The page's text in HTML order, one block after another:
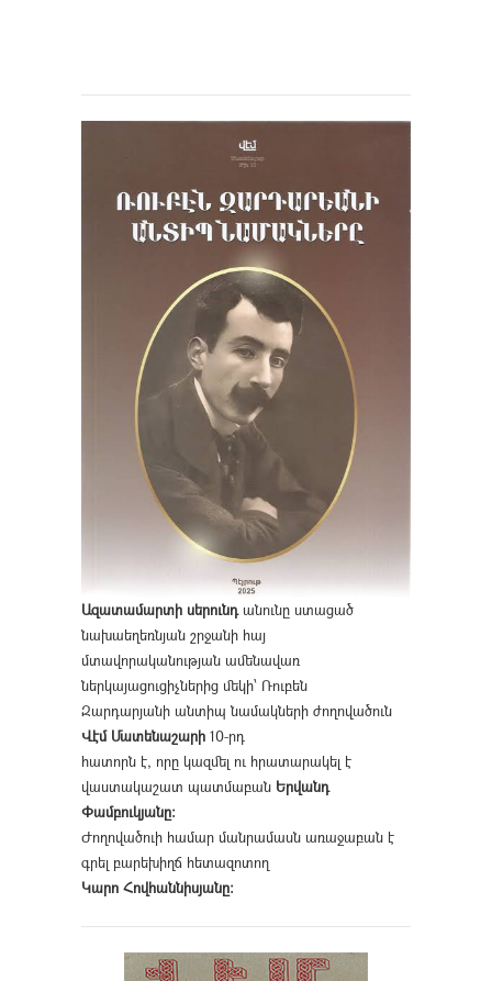
Ազատամարտի սերունդանունը ստացած
նախաեղեռնյան շրջանի հայ
մտավորականության ամենավառ
ներկայացուցիչներից մեկի՝ Ռուբեն
Զարդարյանի անտիպ նամակների ժողովածուն
Վէմ Մատենաշարի 10-րդ
հատորն է, որը կազմել ու հրատարակել է
վաստակաշատ պատմաբան Երվանդ
Փամբուկյանը։
Ժողովածուի համար մանրամասն առաջաբան է
գրել բարեխիղճ հետազոտող
Կարո Հովհաննիսյանը։